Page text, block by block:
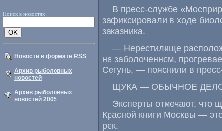
Поиск в новостях:
Новости в формате RSS
Архив рыболовных
новостей
Архив рыболовных
новостей 2005
В пресс-службе «
зафиксировали в ходе
заказника.
— Нерестилище
на заболоченном,
Сетунь, — пояснили в
ЩУКА — ОБЫЧНОЕ
Эксперты отмечают, что
Красной книги Москвы —
рек.